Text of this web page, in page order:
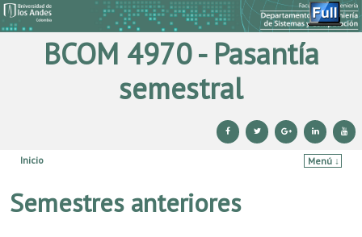
BCOM 4970 - Pasantía
semestral
Inicio
Menú ↓
Semestres anteriores